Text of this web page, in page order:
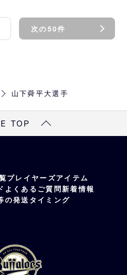
次の50件
山下舜平大選手
TOP
プレイヤーズアイテム
よくあるご質問新着情報
の発送タイミング